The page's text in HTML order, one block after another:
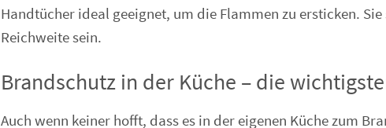
Handtücher ideal geeignet, um die Flammen zu ersticken.
Reichweite sein.
Brandschutz in der Küche – die
Auch wenn keiner hofft, dass es in der eigenen Küche zum